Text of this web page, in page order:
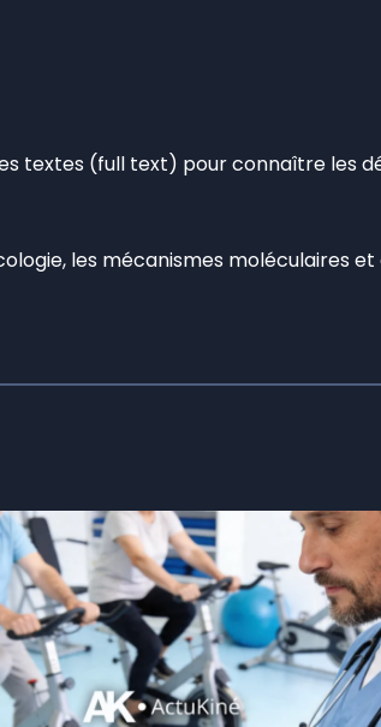
textes (full text) pour connaître les
les mécanismes moléculaires